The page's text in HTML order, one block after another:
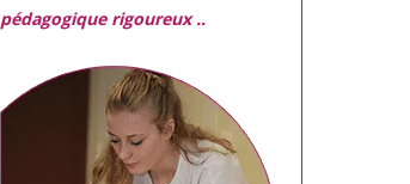
pédagogique rigoureux ..